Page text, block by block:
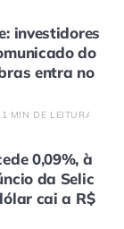
investidores
do
entra no
1 MIN DE LEITURA
0,09%, à
da Selic
cai a R$